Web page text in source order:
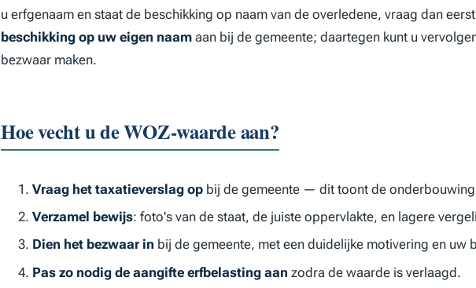
u erfgenaam en staat de beschikking op naam van de overledene, vraag dan
beschikking op uw eigen naam aan bij de gemeente; daartegen kunt u
bezwaar maken.
Hoe vecht u de WOZ-waarde aan?
Vraag het taxatieverslag op bij de gemeente — dit toont de
Verzamel bewijs: foto's van de staat, de juiste oppervlakte, en lagere
Dien het bezwaar in bij de gemeente, met een duidelijke motivering en uw
Pas zo nodig de aangifte erfbelasting aan zodra de waarde is verlaagd.